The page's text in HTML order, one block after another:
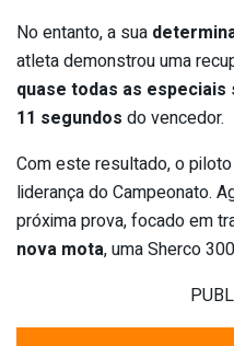
No entanto, a sua
atleta demonstrou uma
quase todas as especiais
11 segundos do vencedor.
Com este resultado, o
liderança do Campeonato.
próxima prova, focado em
nova mota, uma Sherco